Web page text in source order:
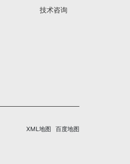
技术咨询
XML地图 百度地图